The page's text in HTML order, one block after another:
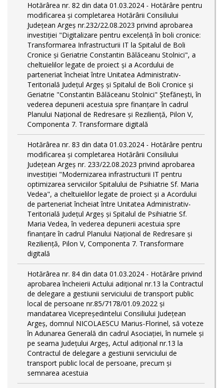
Hotărârea nr. 82 din data 01.03.2024 - Hotărâre pentru
modificarea și completarea Hotărârii Consiliului
Județean Argeș nr.232/22.08.2023 privind aprobarea
investiției "Digitalizare pentru excelență în boli cronice:
Transformarea Infrastructurii IT la Spitalul de Boli
Cronice și Geriatrie Constantin Bălăceanu Stolnici", a
cheltuielilor legate de proiect și a Acordului de
parteneriat încheiat între Unitatea Administrativ-
Teritorială Județul Argeș și Spitalul de Boli Cronice și
Geriatrie "Constantin Bălăceanu Stolnici" Ștefănești, în
vederea depunerii acestuia spre finanțare în cadrul
Planului Național de Redresare și Reziliență, Pilon V,
Componenta 7. Transformare digitală
Hotărârea nr. 83 din data 01.03.2024 - Hotărâre pentru
modificarea și completarea Hotărârii Consiliului
Județean Argeș nr. 233/22.08.2023 privind aprobarea
investiției "Modernizarea infrastructurii IT pentru
optimizarea serviciilor Spitalului de Psihiatrie Sf. Maria
Vedea", a cheltuielilor legate de proiect și a Acordului
de parteneriat încheiat între Unitatea Administrativ-
Teritorială Județul Argeș și Spitalul de Psihiatrie Sf.
Maria Vedea, în vederea depunerii acestuia spre
finanțare în cadrul Planului Național de Redresare și
Reziliență, Pilon V, Componenta 7. Transformare
digitală
Hotărârea nr. 84 din data 01.03.2024 - Hotărâre privind
aprobarea încheierii Actului adițional nr.13 la Contractul
de delegare a gestiunii serviciului de transport public
local de persoane nr.85/7178/01.09.2022 și
mandatarea Vicepreședintelui Consiliului Județean
Argeș, domnul NICOLAESCU Marius-Florinel, să voteze
în Adunarea Generală din cadrul Asociației, în numele și
pe seama Județului Argeș, Actul adițional nr.13 la
Contractul de delegare a gestiunii serviciului de
transport public local de persoane, precum și
semnarea acestuia